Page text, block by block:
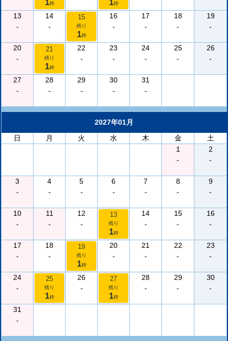
1枠 1枠
13
-
14
-
15
残り
1枠
16
-
17
-
18
-
19
-
20
-
21
残り
1枠
22
-
23
-
24
-
25
-
26
-
27
-
28
-
29
-
30
-
31
-
2027年01月
日
月 火 水 木 金
土
1
-
2
-
3
-
4
-
5
-
6
-
7
-
8
-
9
-
10
-
11
-
12
-
13
残り
1枠
14
-
15
-
16
-
17
-
18
-
19
残り
1枠
20
-
21
-
22
-
23
-
24
-
25
残り
1枠
26
-
27
残り
1枠
28
-
29
-
30
-
31
-